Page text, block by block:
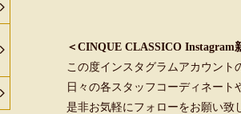
＜CINQUE CLASSICO Instagram
この度インスタグラムアカウント
日々の各スタッフコーディネート
是非お気軽にフォローをお願い致